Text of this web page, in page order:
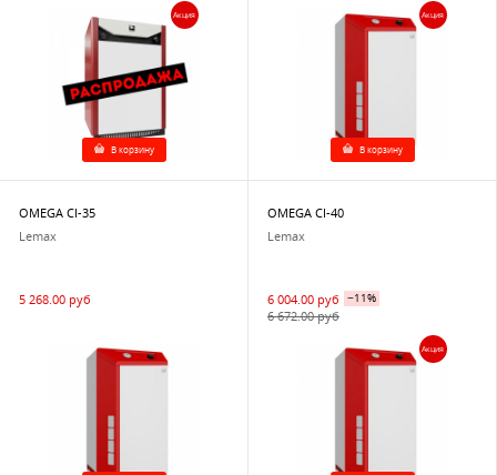
Акция
В корзину
Акция
В корзину
OMEGA CI-35
Lemax
5 268.00 руб
OMEGA CI-40
Lemax
6 004.00 руб
6 672.00 руб
−11%
Акция